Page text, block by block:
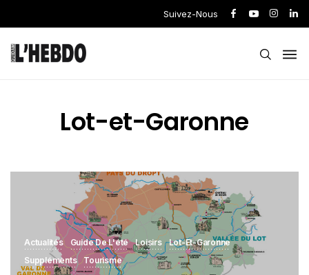
Suivez-Nous
Lot-et-Garonne
Actualités Guide De L'été Loisirs
Lot-Et-Garonne
Suppléments
Tourisme